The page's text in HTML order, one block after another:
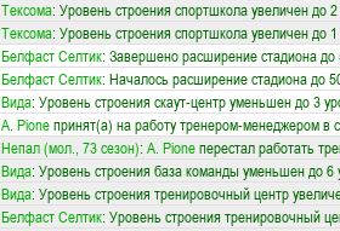
Тексома: Уровень строения спортшкола увеличен до
Тексома: Уровень строения спортшкола увеличен до
Белфаст Селтик: Завершено расширение стадиона до
Белфаст Селтик: Началось расширение стадиона до
Вида: Уровень строения скаут-центр уменьшен до 3
A. Pioneпринят(а) на работу тренером-менеджером в
Непал (мол., 73 сезон): A. Pioneперестал работать
Вида: Уровень строения база команды уменьшен до 6
Вида: Уровень строения тренировочный центр
Белфаст Селтик: Уровень строения тренировочный